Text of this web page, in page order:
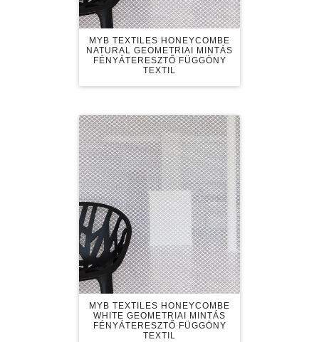
MYB TEXTILES HONEYCOMBE
NATURAL GEOMETRIAI MINTÁS
FÉNYÁTERESZTŐ FÜGGÖNY
TEXTIL
MYB TEXTILES HONEYCOMBE
WHITE GEOMETRIAI MINTÁS
FÉNYÁTERESZTŐ FÜGGÖNY
TEXTIL